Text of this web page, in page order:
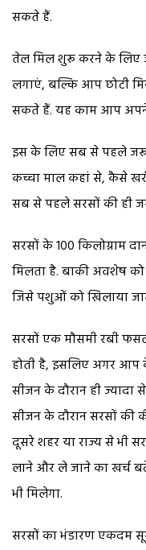
सकते हैं.
तेल मिल शुरू करने के लिए
लगाएं, बल्कि आप छोटी
सकते हैं. यह काम आप
इस के लिए सब से पहले
कच्चा माल कहां से, कैसे
सब से पहले सरसों की ही
सरसों के 100 किलोग्राम
मिलता है. बाकी अवशेष
जिसे पशुओं को खिलाया
सरसों एक मौसमी रबी
होती है, इसलिए अगर आप
सीजन के दौरान ही
सीजन के दौरान सरसों की
दूसरे शहर या राज्य से भी
लाने और ले जाने का खर्च
भी मिलेगा.
सरसों का भंडारण एकदम